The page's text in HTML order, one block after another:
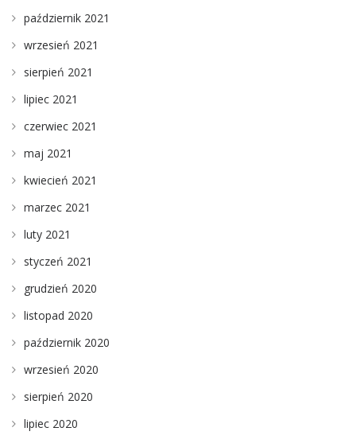
październik 2021
wrzesień 2021
sierpień 2021
lipiec 2021
czerwiec 2021
maj 2021
kwiecień 2021
marzec 2021
luty 2021
styczeń 2021
grudzień 2020
listopad 2020
październik 2020
wrzesień 2020
sierpień 2020
lipiec 2020